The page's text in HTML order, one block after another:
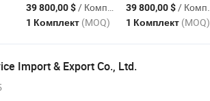
39 800,00 $/ Комплект
1 Комплект (MOQ)
39 800,00 $/ Комплект
1 Комплект (MOQ)
Import & Export Co., Ltd.